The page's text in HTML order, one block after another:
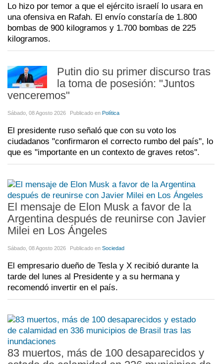
Lo hizo por temor a que el ejército israelí lo usara en
una ofensiva en Rafah. El envío constaría de 1.800
bombas de 900 kilogramos y 1.700 bombas de 225
kilogramos.
Putin dio su primer discurso tras
la toma de posesión: "Juntos
venceremos"
Sábado, 08 Agosto 2026 Publicado en Política
El presidente ruso señaló que con su voto los
ciudadanos "confirmaron el correcto rumbo del país", lo
que es "importante en un contexto de graves retos".
El mensaje de Elon Musk a favor de la
Argentina después de reunirse con Javier
Milei en Los Ángeles
Sábado, 08 Agosto 2026 Publicado en Sociedad
El empresario dueño de Tesla y X recibió durante la
tarde del lunes al Presidente y a su hermana y
recomendó invertir en el país.
83 muertos, más de 100 desaparecidos y